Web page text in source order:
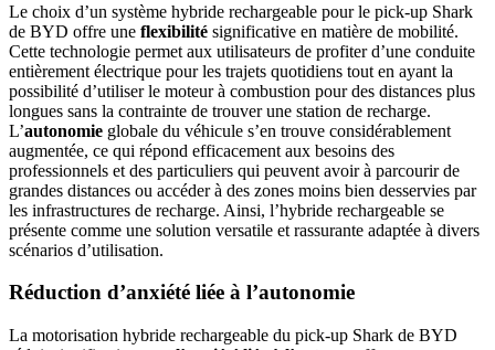
Le choix d’un système hybride rechargeable pour le pick-up Shark
de BYD offre une flexibilité significative en matière de mobilité.
Cette technologie permet aux utilisateurs de profiter d’une conduite
entièrement électrique pour les trajets quotidiens tout en ayant la
possibilité d’utiliser le moteur à combustion pour des distances plus
longues sans la contrainte de trouver une station de recharge.
L’autonomie globale du véhicule s’en trouve considérablement
augmentée, ce qui répond efficacement aux besoins des
professionnels et des particuliers qui peuvent avoir à parcourir de
grandes distances ou accéder à des zones moins bien desservies par
les infrastructures de recharge. Ainsi, l’hybride rechargeable se
présente comme une solution versatile et rassurante adaptée à divers
scénarios d’utilisation.
Réduction d’anxiété liée à l’autonomie
La motorisation hybride rechargeable du pick-up Shark de BYD